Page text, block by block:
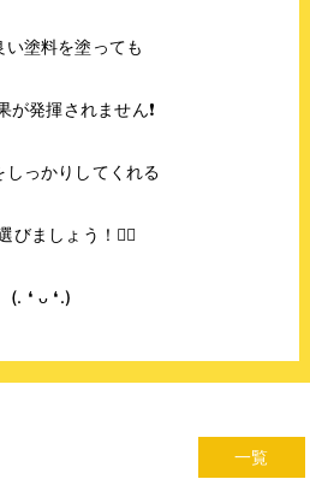
い塗料を塗っても
が発揮されません❗
しっかりしてくれる
びましょう！👷‍♂️
(. ❛ ᴗ ❛.)
一覧